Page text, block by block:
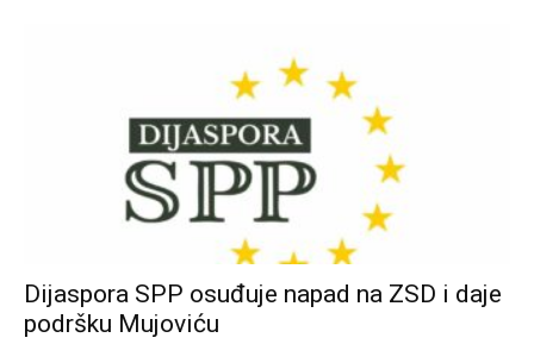
Dijaspora SPP osuđuje napad na ZSD i daje
podršku Mujoviću